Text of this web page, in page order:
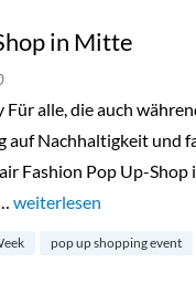
in Mitte
alle, die auch
auf Nachhaltigkeit und
Fashion Pop Up-
„Fair Fashion Pop Up-
weiterlesen
pop up shopping event